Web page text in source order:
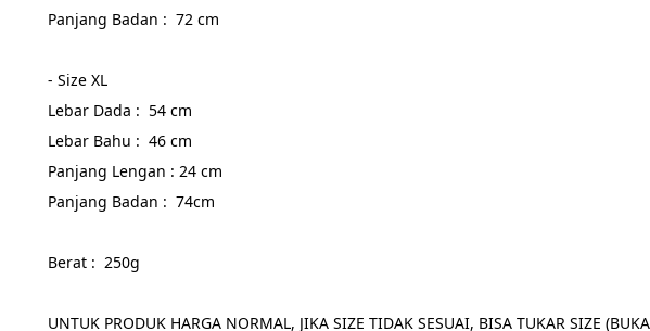
Panjang Badan :  72 cm
- Size XL
Lebar Dada :  54 cm
Lebar Bahu :  46 cm
Panjang Lengan : 24 cm
Panjang Badan :  74cm
Berat :  250g
UNTUK PRODUK HARGA NORMAL, JIKA SIZE TIDAK SESUAI, BISA TUKAR SIZE